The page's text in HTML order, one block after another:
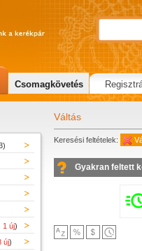
1 új)
új)
Váltás
Keresési feltételek:
Gyakran feltett
Csomagkövetés